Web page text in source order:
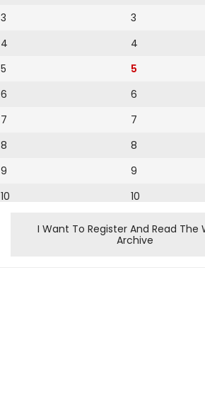
3
4
5
6
7
8
9
10
3
4
5
6
7
8
9
10
11
12
I Want To Register And Read The
Archive